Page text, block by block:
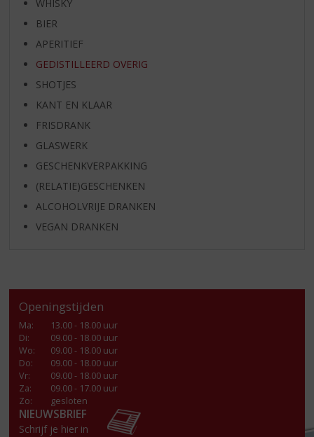
WHISKY
BIER
APERITIEF
GEDISTILLEERD OVERIG
SHOTJES
KANT EN KLAAR
FRISDRANK
GLASWERK
GESCHENKVERPAKKING
(RELATIE)GESCHENKEN
ALCOHOLVRIJE DRANKEN
VEGAN DRANKEN
Openingstijden
Ma:
13.00 - 18.00 uur
Di:
09.00 - 18.00 uur
Wo:
09.00 - 18.00 uur
Do:
09.00 - 18.00 uur
Vr:
09.00 - 18.00 uur
Za:
09.00 - 17.00 uur
Zo:
gesloten
NIEUWSBRIEF
Schrijf je hier in